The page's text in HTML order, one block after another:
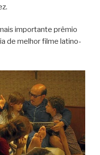
importante prêmio
de melhor filme latino-